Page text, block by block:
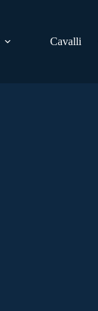
Cavalli